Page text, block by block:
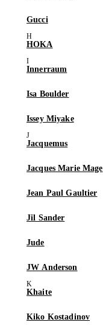
Gucci
HOKA
Innerraum
Isa Boulder
Issey Miyake
Jacquemus
Jacques Marie Mage
Jean Paul Gaultier
Jil Sander
Jude
JW Anderson
Khaite
Kiko Kostadinov